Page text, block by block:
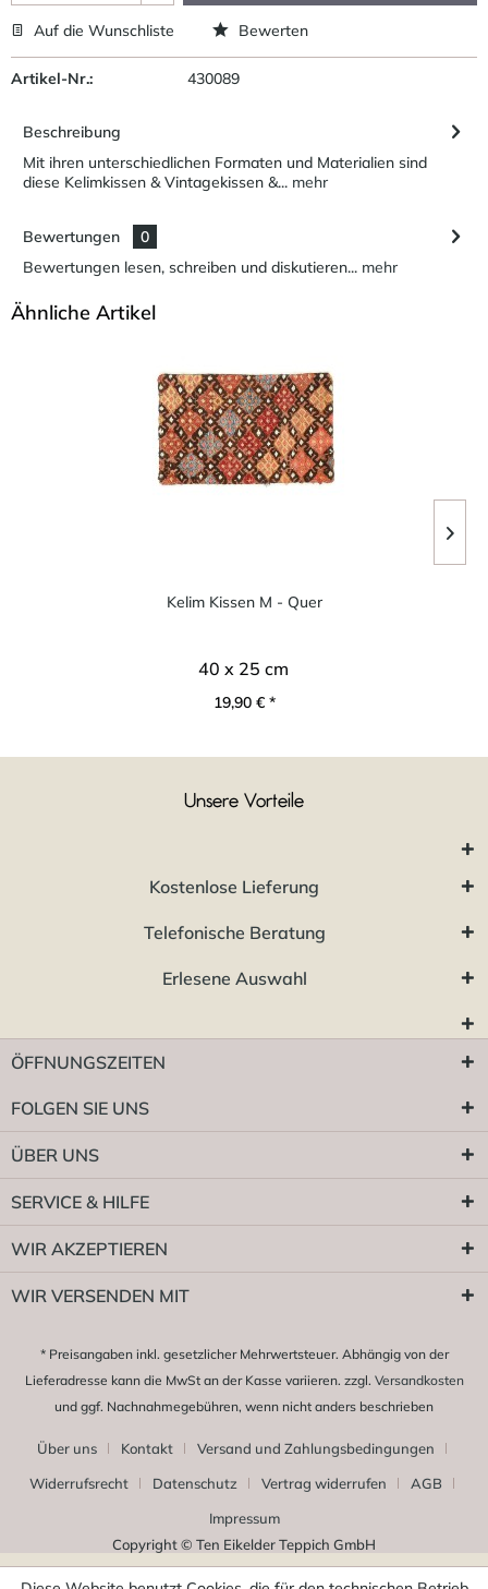
Auf die Wunschliste Bewerten
Artikel-Nr.: 430089
Beschreibung
Mit ihren unterschiedlichen Formaten und Materialien sind
diese Kelimkissen & Vintagekissen &... mehr
Bewertungen
0
Bewertungen lesen, schreiben und diskutieren... mehr
Ähnliche Artikel
Kelim Kissen M - Quer
40 x 25 cm
19,90 € *
Unsere Vorteile
Kostenlose Lieferung
Telefonische Beratung
Erlesene Auswahl
ÖFFNUNGSZEITEN
FOLGEN SIE UNS
ÜBER UNS
SERVICE & HILFE
WIR AKZEPTIEREN
WIR VERSENDEN MIT
* Preisangaben inkl. gesetzlicher Mehrwertsteuer. Abhängig von der
Lieferadresse kann die MwSt an der Kasse variieren. zzgl. Versandkosten
und ggf. Nachnahmegebühren, wenn nicht anders beschrieben
Über uns Kontakt
Versand und Zahlungsbedingungen
Widerrufsrecht
Datenschutz Vertrag widerrufen
AGB
Impressum
Copyright © Ten Eikelder Teppich GmbH